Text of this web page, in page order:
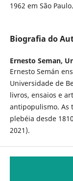
1962 em São
Biografia do
Ernesto Seman,
Ernesto Semán
Universidade de
livros, ensaios e
antipopulismo. As
plebéia desde
2021).